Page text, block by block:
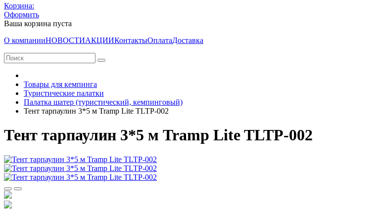
Корзина:
Оформить
Ваша корзина пуста
О компанииНОВОСТИАКЦИИКонтактыОплатаДоставка
Товары для кемпинга
Туристические палатки
Палатка шатер (туристический, кемпинговый)
Тент тарпаулин 3*5 м Tramp Lite TLTP-002
Тент тарпаулин 3*5 м Tramp Lite TLTP-002